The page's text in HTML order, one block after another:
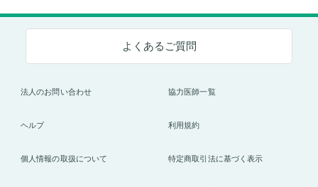
よくあるご質問
法人のお問い合わせ 協力医師一覧
ヘルプ 利用規約
個人情報の取扱について 特定商取引法に基づく表示